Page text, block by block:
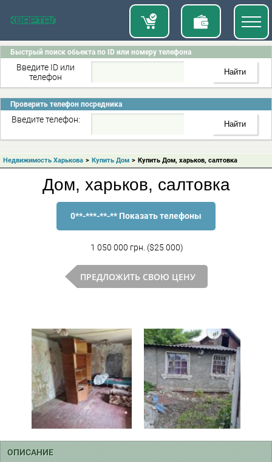
Быстрый поиск обьекта по ID или номеру телефона
Введите ID или
телефон
Проверить телефон посредника
Введите телефон:
Недвижимость Харькова > Купить Дом > Купить Дом, харьков, салтовка
Дом, харьков, салтовка
0**-***-**-** Показать телефоны
1 050 000 грн. ($25 000)
ПРЕДЛОЖИТЬ СВОЮ ЦЕНУ
ОПИСАНИЕ